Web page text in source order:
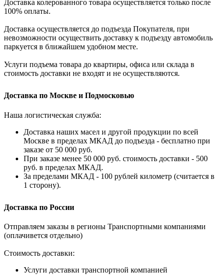
Доставка колерованного товара осуществляется только после
100% оплаты.
Доставка осуществляется до подъезда Покупателя, при
невозможности осуществить доставку к подъезду автомобиль
паркуется в ближайшем удобном месте.
Услуги подъема товара до квартиры, офиса или склада в
стоимость доставки не входят и не осуществляются.
Доставка по Москве и Подмосковью
Наша логистическая служба:
Доставка наших масел и другой продукции по всей
Москве в пределах МКАД до подъезда - бесплатно при
заказе от 50 000 руб.
При заказе менее 50 000 руб. стоимость доставки - 500
руб. в пределах МКАД.
За пределами МКАД - 100 рублей километр (считается в
1 сторону).
Доставка по России
Отправляем заказы в регионы Транспортными компаниями
(оплачивется отдельно)
Стоимость доставки:
Услуги доставки транспортной компанией